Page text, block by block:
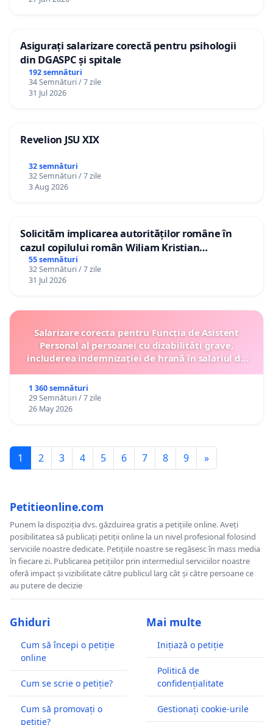
Asigurați salarizare corectă pentru psihologii
din DGASPC și spitale
192 semnături
34 Semnături / 7 zile
31 Jul 2026
Revelion JSU XIX
32 semnături
32 Semnături / 7 zile
3 Aug 2026
Solicităm implicarea autorităților române în
cazul copilului român Wiliam Kristian
Gheorghe, aflat în plasament în Danemarca de
12 ani
55 semnături
32 Semnături / 7 zile
31 Jul 2026
Salarizare corecta pentru Funcția de Asistent
Personal al persoanei cu dizabilități grave,
includerea indemnizației de hrană în salariul de
1 360 semnături
29 Semnături / 7 zile
26 May 2026
1 2 3 4 5 6 7 8 9 »
Petitieonline.com
Punem la dispoziția dvs. găzduirea gratis a petițiile online. Aveți
posibilitatea să publicați petiții online la un nivel profesional folosind
serviciile noastre dedicate. Petițiile noastre se regăsesc în mass media
în fiecare zi. Publicarea petițiilor prin intermediul serviciilor noastre
oferă impact și vizibilitate către publicul larg cât și către persoane ce
au putere de decizie
Ghiduri
Cum să începi o petiție
online
Cum se scrie o petiție?
Cum să promovați o
petiție?
Mai multe
Inițiază o petiție
Politică de
confidențialitate
Gestionați cookie-urile